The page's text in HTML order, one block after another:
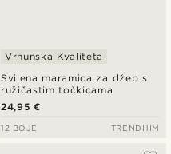
Svilena maramica za džep s
ružičastim točkicama
Vrhunska Kvaliteta
24,95 €
12 BOJE TRENDHIM